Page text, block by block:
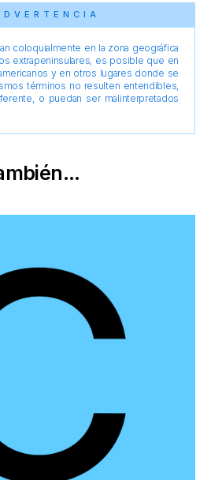
coloquialmente en la zona geográfica
extrapeninsulares, es posible que en
y en otros lugares donde se
términos no resulten entendibles,
o puedan ser malinterpretados